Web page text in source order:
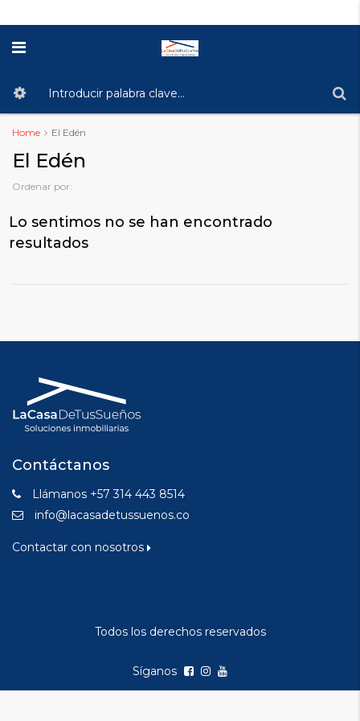
Home El Edén
El Edén
Ordenar por:
Lo sentimos no se han encontrado
resultados
Contáctanos
Llámanos +57 314 443 8514
info@lacasadetussuenos.co
Contactar con nosotros
Todos los derechos reservados
Síganos